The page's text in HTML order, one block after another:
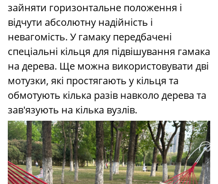
зайняти горизонтальне положення і
відчути абсолютну надійність і
невагомість. У гамаку передбачені
спеціальні кільця для підвішування гамака
на дерева. Ще можна використовувати дві
мотузки, які простягають у кільця та
обмотують кілька разів навколо дерева та
зав'язують на кілька вузлів.